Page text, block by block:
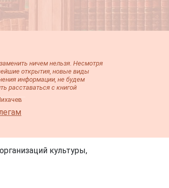
ничем нельзя. Несмотря
открытия, новые виды
информации, не будем
расставаться с книгой
культуры,